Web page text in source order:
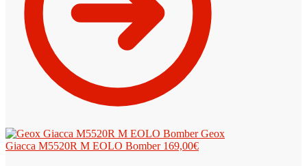
Geox
Giacca M5520R M EOLO Bomber 169,00€